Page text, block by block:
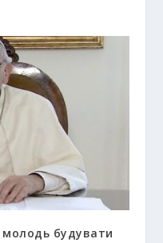
молодь будувати